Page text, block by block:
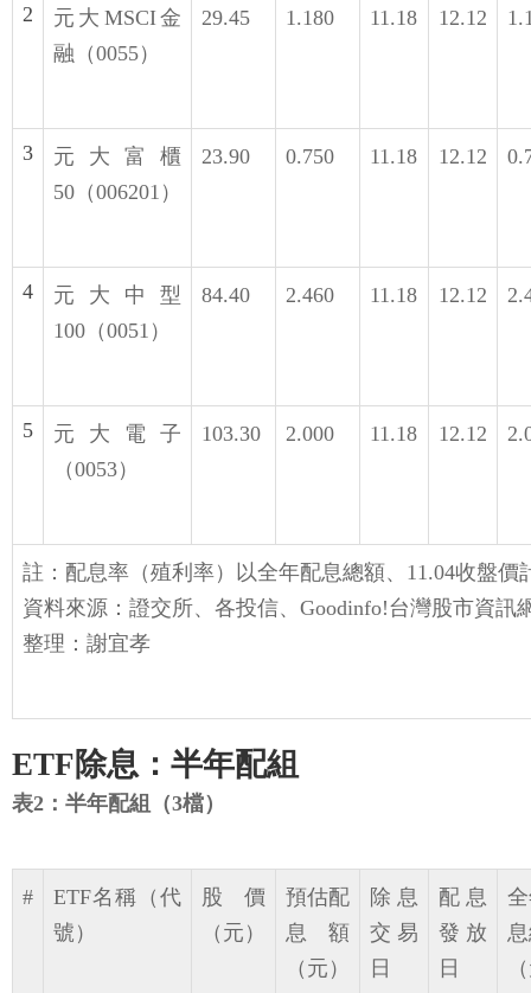
2
元大MSCI金
融（0055）
29.45 1.180 11.18 12.12
3
元大富櫃
50（006201）
23.90 0.750 11.18 12.12
4
元大中型
100（0051）
84.40 2.460 11.18 12.12
5
元大電子
（0053）
103.30 2.000 11.18 12.12
註：配息率（殖利率）以全年配息總額、11.04收盤價
資料來源：證交所、各投信、Goodinfo!台灣股市資訊
整理：謝宜孝
ETF除息：半年配組
表2：半年配組（3檔）
#
ETF名稱（代
號）
股價
（元）
預估配
息額
（元）
除息
交易
日
配息
發放
日